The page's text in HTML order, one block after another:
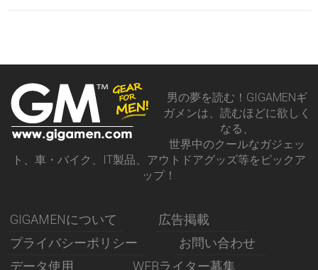
男の夢を読む！GIGAMENギ
ガメンは、読むほどに欲しく
なる、
世界中のクールなガジェッ
ト、車・バイク、IT製品、アウトドアグッズ等をピックア
ップ！
GIGAMENについて
広告掲載
プライバシーポリシー
お問い合わせ
データ使用
WEBライター募集